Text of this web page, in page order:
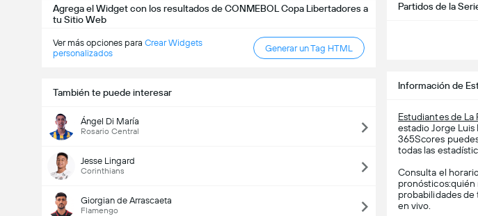
Agrega el Widget con los resultados de CONMEBOL Copa Libertadores a
tu Sitio Web
Ver más opciones para Crear Widgets
personalizados
Generar un Tag HTML
También te puede interesar
Ángel Di María
Rosario Central
Jesse Lingard
Corinthians
Giorgian de Arrascaeta
Flamengo
Partidos de la
Información de
Estudiantes de La
estadio Jorge
365Scores
todas las
Consulta el
pronósticos:quién
probabilidades de
en vivo.